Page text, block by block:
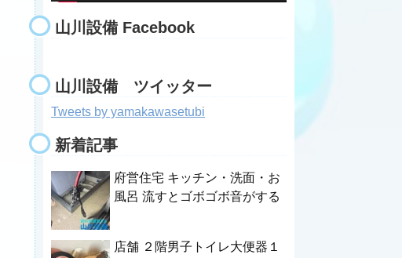
山川設備 Facebook
山川設備 ツイッター
Tweets by yamakawasetubi
新着記事
府営住宅 キッチン・洗面・お
風呂 流すとゴボゴボ音がする
店舗 ２階男子トイレ大便器１